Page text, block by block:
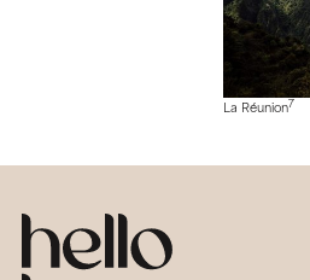
La Réunion7